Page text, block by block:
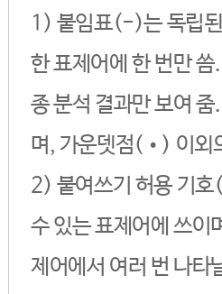
1) 붙임표(-)는 독립된
한 표제어에 한 번만
종 분석 결과만 보여
며, 가운뎃점(•) 이외
2) 붙여쓰기 허용 기호
수 있는 표제어에 쓰이
제어에서 여러 번 나타